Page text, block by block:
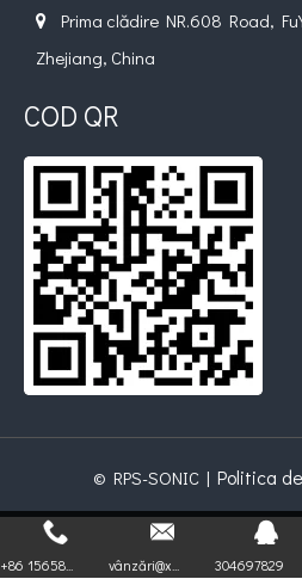
+86 15658... vânzări@x... 304697829

Prima clădire NR.608 Road,
Zhejiang, China
COD QR
© RPS-SONIC | Politica